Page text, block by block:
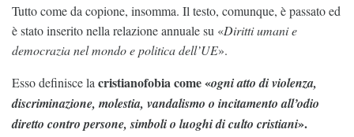
Tutto come da copione, insomma. Il testo, comunque, è passato ed
è stato inserito nella relazione annuale su «Diritti umani e
democrazia nel mondo e politica dell’UE».
Esso definisce la cristianofobia come «ogni atto di violenza,
discriminazione, molestia, vandalismo o incitamento all’odio
diretto contro persone, simboli o luoghi di culto cristiani».